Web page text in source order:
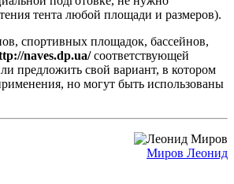
тента любой площади и размеров).
спортивных площадок, бассейнов,
naves.dp.ua/соответствующей
предложить свой вариант, в котором
но могут быть использованы
Миров Леонид